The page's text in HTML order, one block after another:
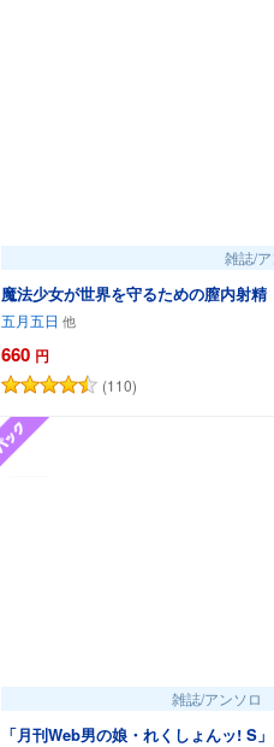
雑誌/
魔法少女が世界を守るための膣内射
五月五日
660 円
(110)
雑誌/アンソロ
「月刊Web男の娘・れくしょんッ! S